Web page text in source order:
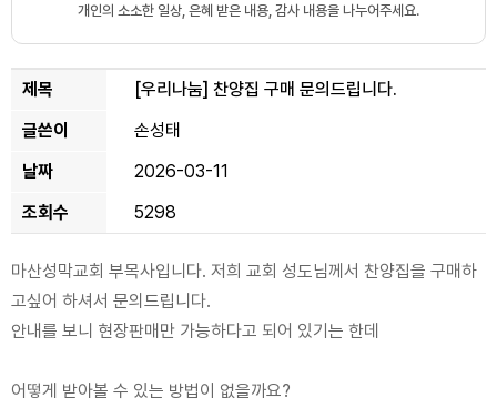
개인의 소소한 일상, 은혜 받은 내용, 감사 내용을 나누어주세요.
제목 [우리나눔] 찬양집 구매 문의드립니다.
글쓴이
손성태
날짜
2026-03-11
조회수
5298
마산성막교회 부목사입니다. 저희 교회 성도님께서 찬양집을 구매하
고싶어 하셔서 문의드립니다.
안내를 보니 현장판매만 가능하다고 되어 있기는 한데
어떻게 받아볼 수 있는 방법이 없을까요?